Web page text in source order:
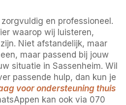
en professioneel.
waarop wij luisteren,
Niet afstandelijk, maar
maar passend bij jouw
situatie in Sassenheim. Wil
passende hulp, dan kun je
voor ondersteuning thuis
kan ook via 070